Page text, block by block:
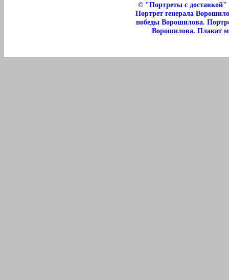
© "Портреты с
Портрет генерала
победы Ворошилова.
Ворошилова. Плакат